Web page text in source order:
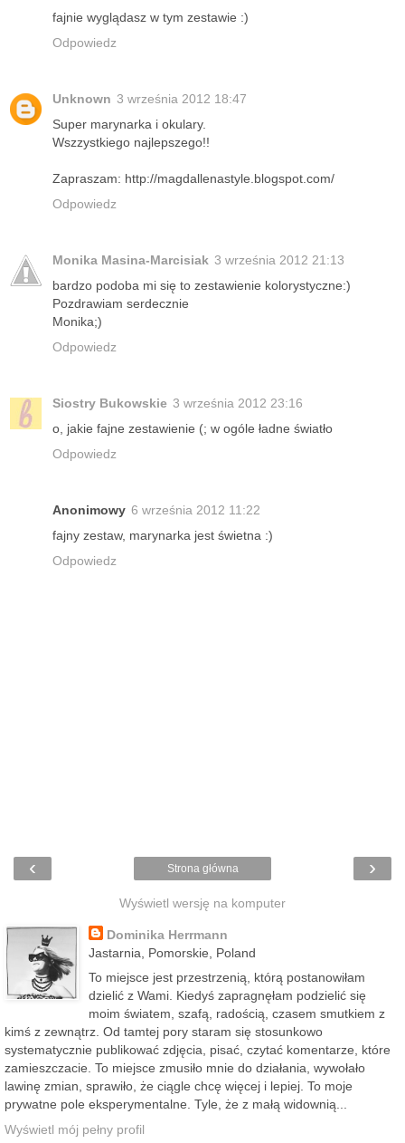
fajnie wyglądasz w tym zestawie :)
Odpowiedz
Unknown 3 września 2012 18:47
Super marynarka i okulary.
Wszzystkiego najlepszego!!
Zapraszam: http://magdallenastyle.blogspot.com/
Odpowiedz
Monika Masina-Marcisiak 3 września 2012 21:13
bardzo podoba mi się to zestawienie kolorystyczne:)
Pozdrawiam serdecznie
Monika;)
Odpowiedz
Siostry Bukowskie 3 września 2012 23:16
o, jakie fajne zestawienie (; w ogóle ładne światło
Odpowiedz
Anonimowy 6 września 2012 11:22
fajny zestaw, marynarka jest świetna :)
Odpowiedz
‹ ›
Strona główna
Wyświetl wersję na komputer
Dominika Herrmann
Jastarnia, Pomorskie, Poland
To miejsce jest przestrzenią, którą postanowiłam
dzielić z Wami. Kiedyś zapragnęłam podzielić się
moim światem, szafą, radością, czasem smutkiem z
kimś z zewnątrz. Od tamtej pory staram się stosunkowo
systematycznie publikować zdjęcia, pisać, czytać komentarze, które
zamieszczacie. To miejsce zmusiło mnie do działania, wywołało
lawinę zmian, sprawiło, że ciągle chcę więcej i lepiej. To moje
prywatne pole eksperymentalne. Tyle, że z małą widownią...
Wyświetl mój pełny profil